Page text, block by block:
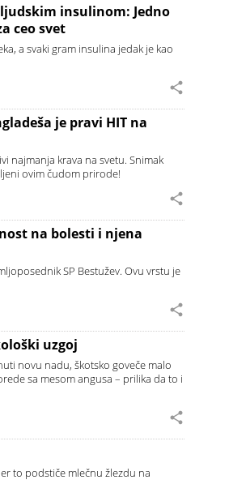
insulinom: Jedno
ceo svet
a svaki gram insulina jedak je kao
je pravi HIT na
najmanja krava na svetu. Snimak
ovim čudom prirode!
na bolesti i njena
SP Bestužev. Ovu vrstu je
uzgoj
novu nadu, škotsko goveče malo
sa mesom angusa – prilika da to i
to podstiče mlečnu žlezdu na